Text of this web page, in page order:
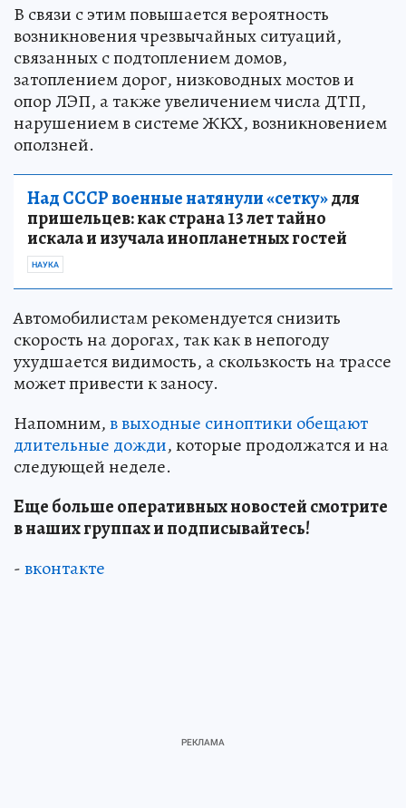
В связи с этим повышается вероятность
возникновения чрезвычайных ситуаций,
связанных с подтоплением домов,
затоплением дорог, низководных мостов и
опор ЛЭП, а также увеличением числа ДТП,
нарушением в системе ЖКХ, возникновением
оползней.
Над СССР военные натянули «сетку»для
пришельцев: как страна 13 лет тайно
искала и изучала инопланетных гостей
НАУКА
Автомобилистам рекомендуется снизить
скорость на дорогах, так как в непогоду
ухудшается видимость, а скользкость на трассе
может привести к заносу.
Напомним,в выходные синоптики обещают
длительные дожди, которые продолжатся и на
следующей неделе.
Еще больше оперативных новостей смотрите
в наших группах и подписывайтесь!
-вконтакте